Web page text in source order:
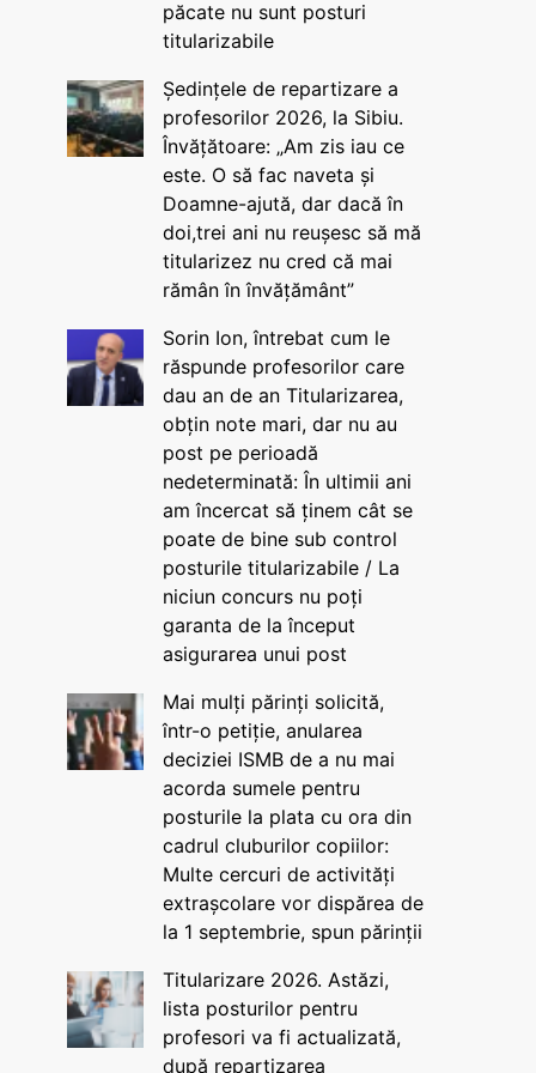
păcate nu sunt posturi
titularizabile
Ședințele de repartizare a
profesorilor 2026, la Sibiu.
Învățătoare: „Am zis iau ce
este. O să fac naveta și
Doamne-ajută, dar dacă în
doi,trei ani nu reușesc să mă
titularizez nu cred că mai
rămân în învățământ”
Sorin Ion, întrebat cum le
răspunde profesorilor care
dau an de an Titularizarea,
obțin note mari, dar nu au
post pe perioadă
nedeterminată: În ultimii ani
am încercat să ținem cât se
poate de bine sub control
posturile titularizabile / La
niciun concurs nu poți
garanta de la început
asigurarea unui post
Mai mulți părinți solicită,
într-o petiție, anularea
deciziei ISMB de a nu mai
acorda sumele pentru
posturile la plata cu ora din
cadrul cluburilor copiilor:
Multe cercuri de activități
extrașcolare vor dispărea de
la 1 septembrie, spun părinții
Titularizare 2026. Astăzi,
lista posturilor pentru
profesori va fi actualizată,
după repartizarea